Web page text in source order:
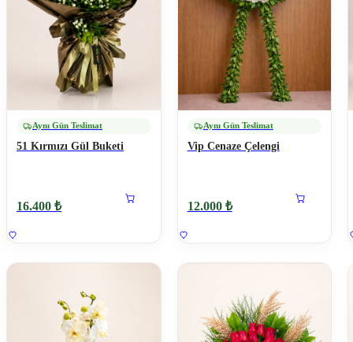
Aynı Gün Teslimat
51 Kırmızı Gül Buketi
16.400 ₺
Aynı Gün Teslimat
Vip Cenaze Çelengi
12.000 ₺